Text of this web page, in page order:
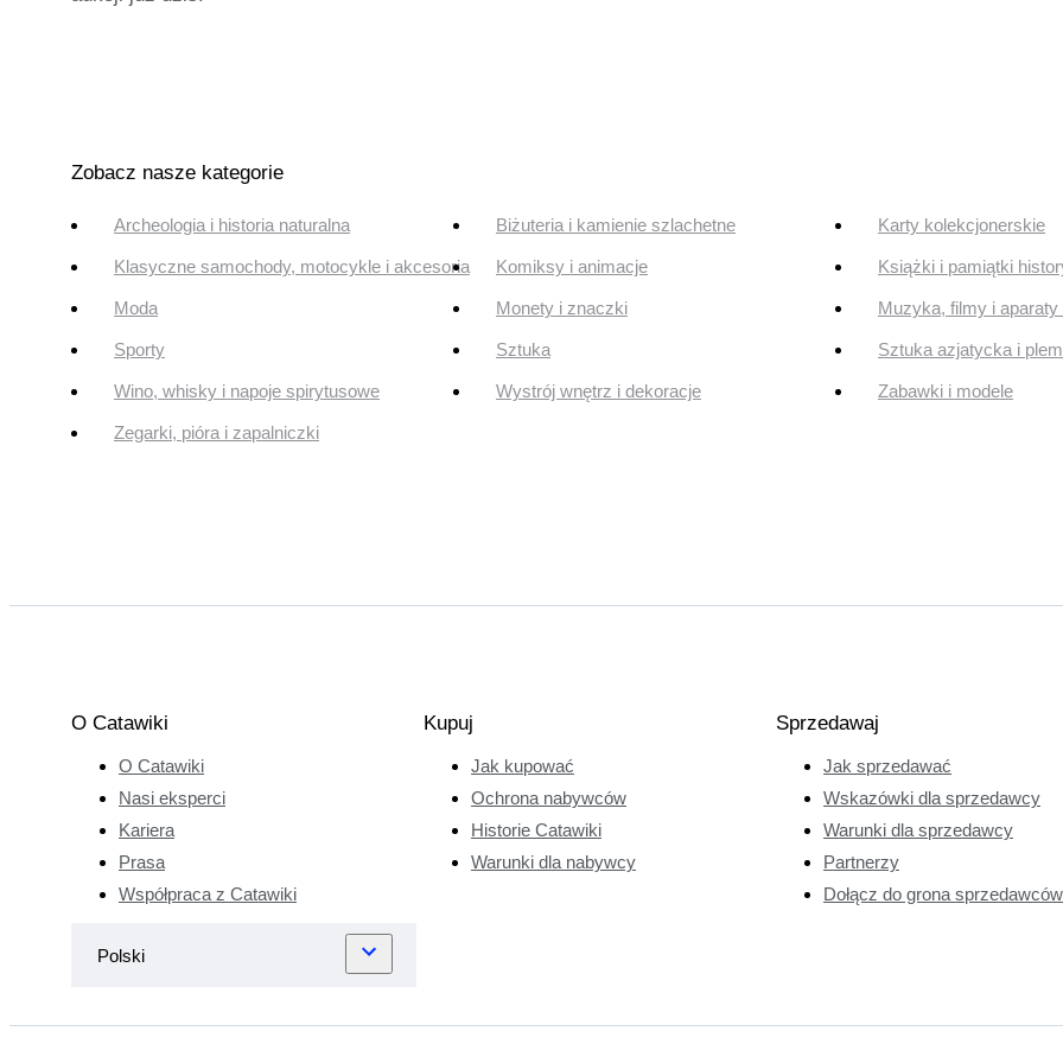
Zobacz nasze kategorie
Archeologia i historia naturalna Biżuteria i kamienie szlachetne Karty kolekcjonerskie
Klasyczne samochody, motocykle i akcesoria Komiksy i animacje Książki i pamiątki
Moda Monety i znaczki Muzyka, filmy i aparaty
Sporty Sztuka Sztuka azjatycka i
Wino, whisky i napoje spirytusowe Wystrój wnętrz i dekoracje Zabawki i modele
Zegarki, pióra i zapalniczki
O Catawiki
O Catawiki
Nasi eksperci
Kariera
Prasa
Współpraca z Catawiki
Kupuj
Jak kupować
Ochrona nabywców
Historie Catawiki
Warunki dla nabywcy
Sprzedawaj
Jak sprzedawać
Wskazówki dla sprzedawcy
Warunki dla sprzedawcy
Partnerzy
Dołącz do grona